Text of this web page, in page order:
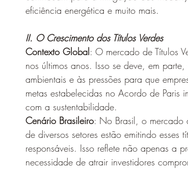
eficiência energética e muito mais.
II. O Crescimento dos Títulos Verdes
Contexto Global: O mercado de Títulos
nos últimos anos. Isso se deve, em
ambientais e às pressões para que
metas estabelecidas no Acordo de Paris
com a sustentabilidade.
Cenário Brasileiro: No Brasil, o mercado
de diversos setores estão emitindo esses
responsáveis. Isso reflete não apenas a
necessidade de atrair investidores